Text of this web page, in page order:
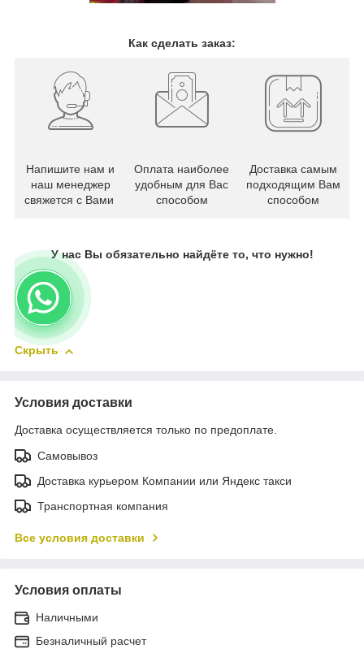
Как сделать заказ:
Напишите нам и
наш менеджер
свяжется с Вами
Оплата наиболее
удобным для Вас
способом
Доставка самым
подходящим Вам
способом
У нас Вы обязательно найдёте то, что нужно!
Скрыть
Условия доставки
Доставка осуществляется только по предоплате.
Самовывоз
Доставка курьером Компании или Яндекс такси
Транспортная компания
Все условия доставки
Условия оплаты
Наличными
Безналичный расчет